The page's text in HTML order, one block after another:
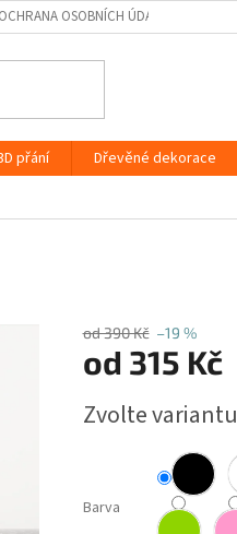
OCHRANA OSOBNÍCH ÚDAJŮ
přání Dřevěné dekorace
od 390 Kč –19 %
od 315 Kč
cena:
Zvolte variantu
Barva